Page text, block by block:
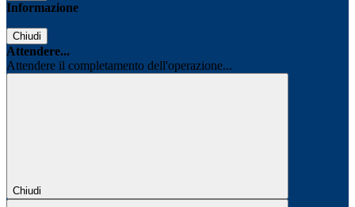
Informazione
Chiudi
Attendere...
Attendere il completamento dell'operazione...
Chiudi